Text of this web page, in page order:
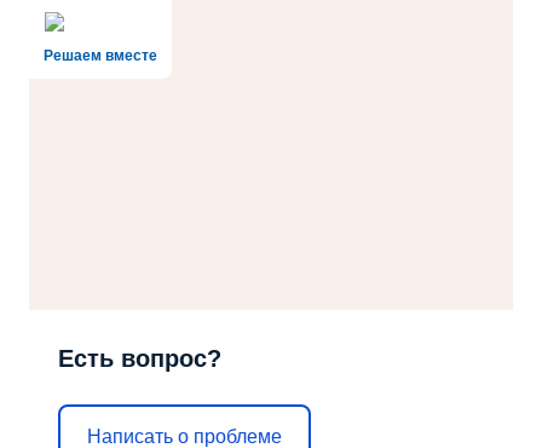
Решаем вместе
Есть вопрос?
Написать о проблеме